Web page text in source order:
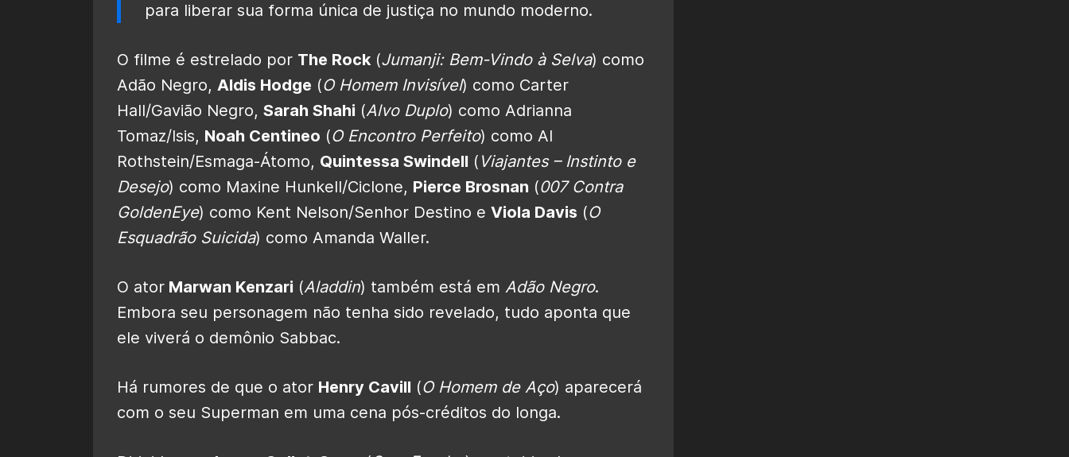
para liberar sua forma única de justiça no mundo moderno.
O filme é estrelado por The Rock (Jumanji: Bem-Vindo à Selva) como
Adão Negro, Aldis Hodge (O Homem Invisível) como Carter
Hall/Gavião Negro, Sarah Shahi (Alvo Duplo) como Adrianna
Tomaz/Isis, Noah Centineo (O Encontro Perfeito) como Al
Rothstein/Esmaga-Átomo, Quintessa Swindell ( Viajantes – Instinto e
Desejo) como Maxine Hunkell/Ciclone, Pierce Brosnan (007 Contra
GoldenEye) como Kent Nelson/Senhor Destino e Viola Davis (O
Esquadrão Suicida) como Amanda Waller.
O ator Marwan Kenzari (Aladdin) também está em Adão Negro.
Embora seu personagem não tenha sido revelado, tudo aponta que
ele viverá o demônio Sabbac.
Há rumores de que o ator Henry Cavill (O Homem de Aço) aparecerá
com o seu Superman em uma cena pós-créditos do longa.